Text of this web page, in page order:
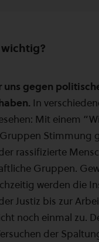
gegen
In
Mit einem
Stimmung
rassifizierte
Gruppen.
werden die
Justiz bis zur
noch einmal zu.
der